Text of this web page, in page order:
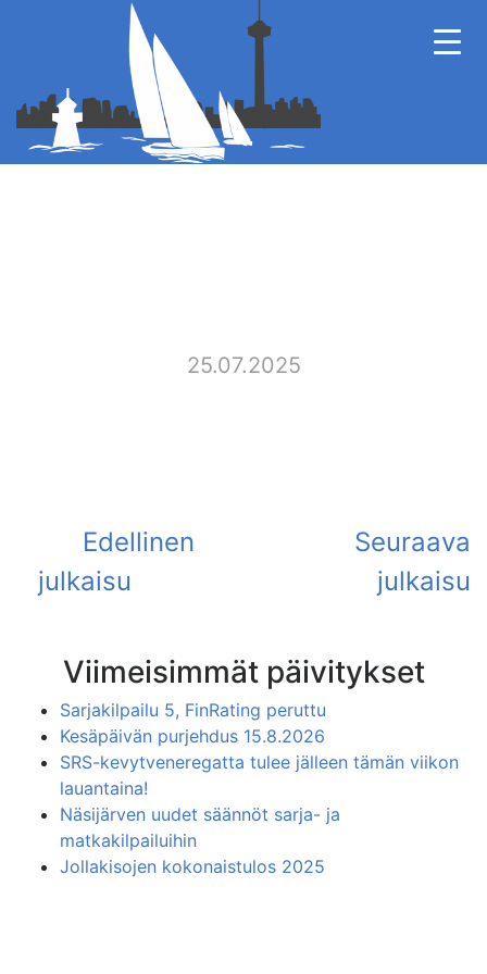
25.07.2025
Viimeisimmät päivitykset
Sarjakilpailu 5, FinRating peruttu
Kesäpäivän purjehdus 15.8.2026
SRS-kevytveneregatta tulee jälleen tämän viikon
lauantaina!
Näsijärven uudet säännöt sarja- ja
matkakilpailuihin
Jollakisojen kokonaistulos 2025